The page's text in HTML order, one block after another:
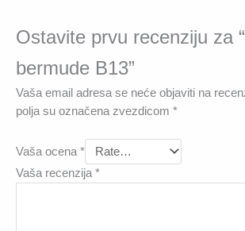
Ostavite prvu recenziju za
bermude B13”
Vaša email adresa se neće objaviti na
polja su označena zvezdicom *
Vaša ocena *
Vaša recenzija*